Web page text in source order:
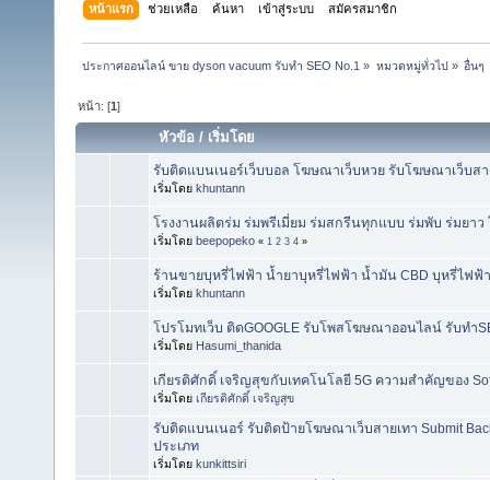
หน้าแรก ช่วยเหลือ ค้นหา เข้าสู่ระบบ สมัครสมาชิก
ประกาศออนไลน์ ขาย dyson vacuum รับทำ SEO No.1 » หมวดหมู่ทั่วไป» อื่นๆ
หน้า: [1]
หัวข้อ / เริ่มโดย
รับติดแบนเนอร์เว็บบอล โฆษณาเว็บหวย รับโฆษณาเว็บสา
เริ่มโดย khuntann
โรงงานผลิตร่ม ร่มพรีเมี่ยม ร่มสกรีนทุกแบบ ร่มพับ ร่มยาว
เริ่มโดย beepopeko « 1 2 3 4 »
ร้านขายบุหรี่ไฟฟ้า น้ำยาบุหรี่ไฟฟ้า น้ำมัน CBD บุหรี่ไฟฟ้
เริ่มโดย khuntann
โปรโมทเว็บ ติดGOOGLE รับโพสโฆษณาออนไลน์ รับทำ
เริ่มโดย Hasumi_thanida
เกียรติศักดิ์ เจริญสุขกับเทคโนโลยี 5G ความสำคัญของ
เริ่มโดย เกียรติศักดิ์ เจริญสุข
รับติดแบนเนอร์ รับติดป้ายโฆษณาเว็บสายเทา Submit
ประเภท
เริ่มโดย kunkittsiri